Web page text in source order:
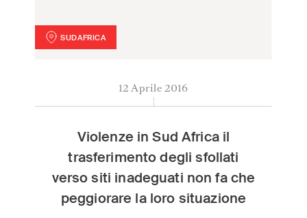
SUDAFRICA
12 Aprile 2016
Violenze in Sud Africa il
trasferimento degli sfollati
verso siti inadeguati non fa che
peggiorare la loro situazione